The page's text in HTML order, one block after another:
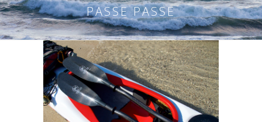
PASSE PASSE